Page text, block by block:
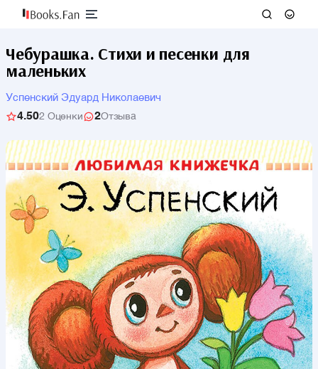
Чебурашка. Стихи и песенки для
маленьких
Успенский Эдуард Николаевич
4.502 Оценки 2Отзыва